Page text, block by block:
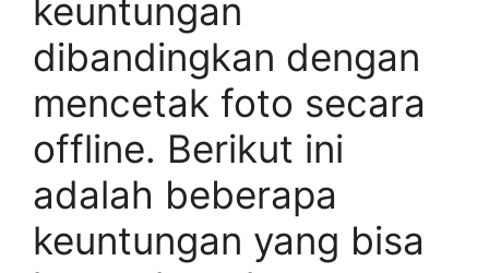
keuntungan
dibandingkan dengan
mencetak foto secara
offline. Berikut ini
adalah beberapa
keuntungan yang bisa